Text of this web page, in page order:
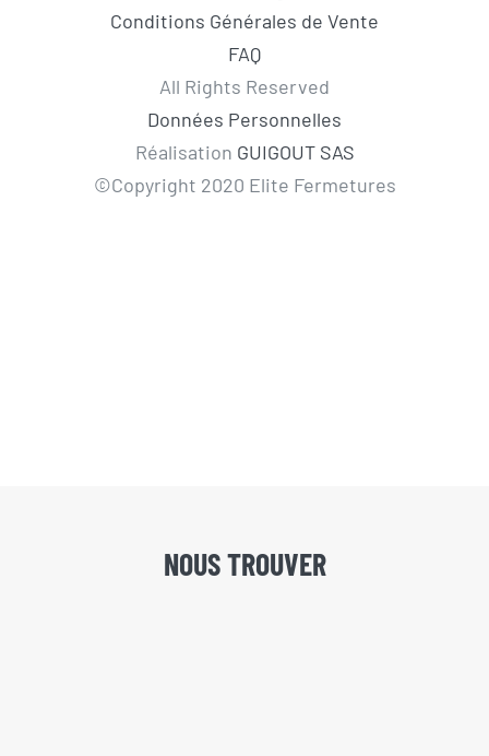
Conditions Générales de Vente
FAQ
All Rights Reserved
Données Personnelles
Réalisation GUIGOUT SAS
©Copyright 2020 Elite Fermetures
NOUS TROUVER